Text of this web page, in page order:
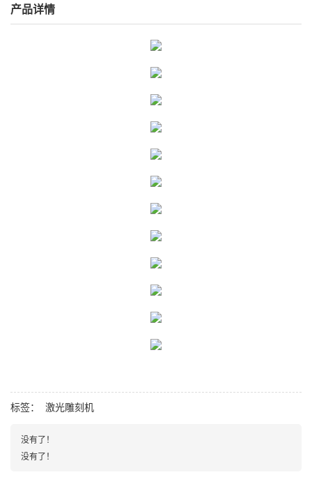
产品详情
标签： 激光雕刻机
没有了！
没有了！